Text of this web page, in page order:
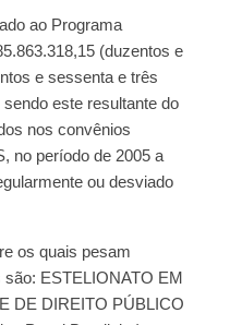
ao Programa
(duzentos e
e sessenta e três
este resultante do
nos convênios
no período de 2005 a
ou desviado
os quais pesam
ESTELIONATO EM
DE DIREITO PÚBLICO